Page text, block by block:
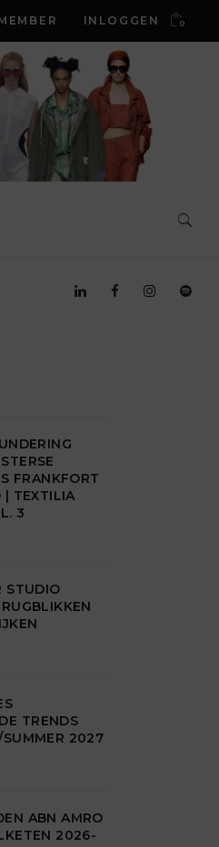
INLOGGEN 0
FRANKFORT
| TEXTILIA
3
STUDIO
TRENDS
SUMMER 2027
ABN AMRO
2026-